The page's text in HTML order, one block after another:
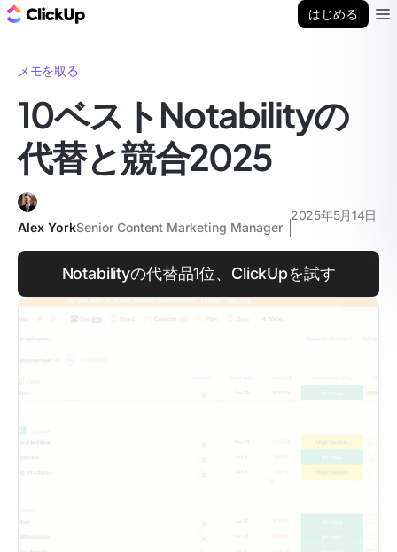
はじめる
メモを取る
10ベストNotabilityの
代替と競合2025
Alex YorkSenior Content Marketing Manager
2025年5月14日
Notabilityの代替品1位、ClickUpを試す